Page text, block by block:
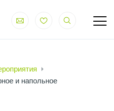
и напольное